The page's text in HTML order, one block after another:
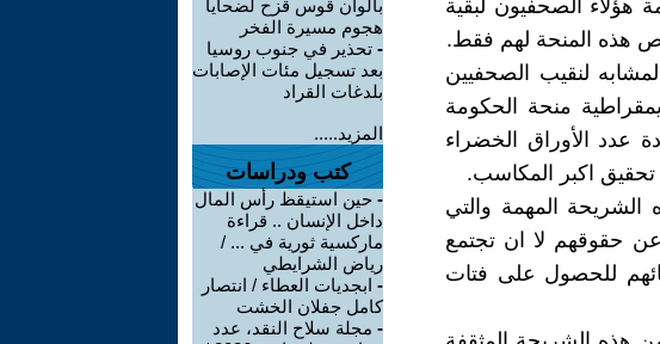
هؤلاء الصحفيون لبقية
هذه المنحة لهم فقط.
لنقيب الصحفيين
منحة الحكومة
عدد الأوراق الخضراء
اكبر المكاسب.
المهمة والتي
حقوقهم لا ان تجتمع
للحصول على فتات
بألوان قوس قزح لضحايا
هجوم مسيرة الفخر
- تحذير في جنوب روسيا
بعد تسجيل مئات الإصابات
بلدغات القراد
المزيد.....
كتب ودراسات
- حين استيقظ رأس المال
داخل الإنسان .. قراءة
ماركسية ثورية في ... /
رياض الشرايطي
- ابجديات العطاء / انتصار
كامل جفلان الخشت
- مجلة سلاح النقد، عدد